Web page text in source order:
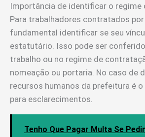
Importância de identificar o regime
Para trabalhadores contratados
fundamental identificar se seu
estatutário. Isso pode ser
trabalho ou no regime de
nomeação ou portaria. No caso de
recursos humanos da prefeitura é
para esclarecimentos.
Tenho Que Pagar Multa Se